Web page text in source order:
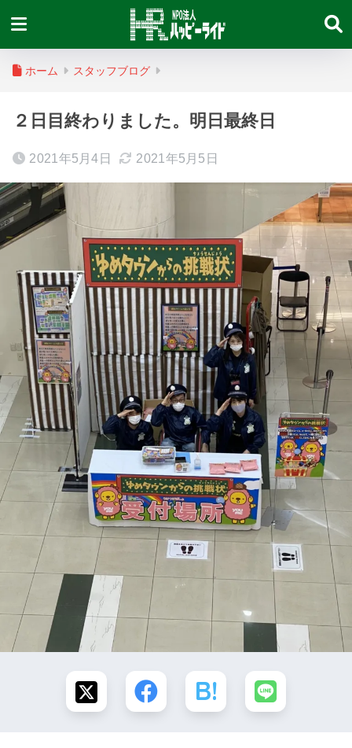
ホーム スタッフブログ
２日目終わりました。明日最終日
2021年5月4日 2021年5月5日